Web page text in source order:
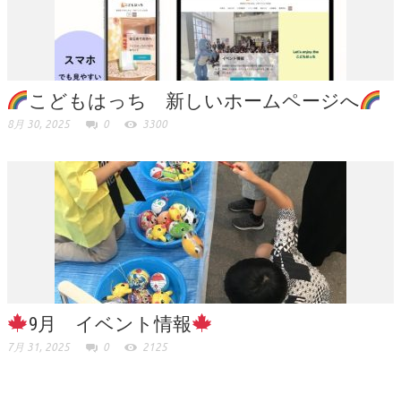
こどもはっち 新しいホームページへ
8月 30, 2025 0 3300
9月 イベント情報
7月 31, 2025 0 2125